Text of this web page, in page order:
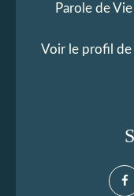
Parole de
Voir le profil de